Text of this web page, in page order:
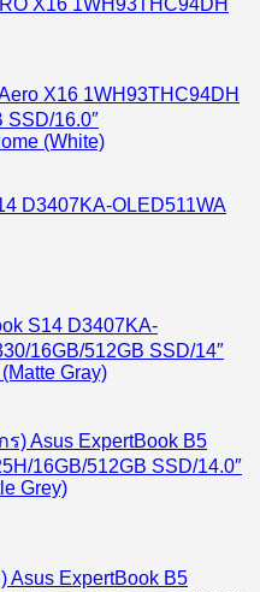
X16 1WH93THC94DH
SSD/16.0″
(White)
S14 D3407KA-
16GB/512GB SSD/14″
Gray)
ExpertBook B5